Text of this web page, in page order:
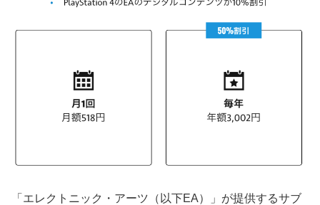
「エレクトニック・アーツ（以下EA）」が提供するサブ